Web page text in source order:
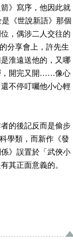
》寫序，他因此就
《世說新語》那個
，偶涉二人交往的
分享會上，許先生
淮遠送他的，又哪
，開完又開……像心
不停叮囑他小心輕
的後記反而是偷步
學類，而新作《發
》誤置於「武俠小
其正面意義的。